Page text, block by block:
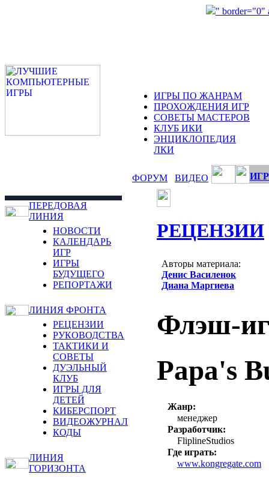
" border="0"
ИГРЫ ПО ЖАНРАМ
ПРОХОЖДЕНИЯ ИГР
СОВЕТЫ МАСТЕРОВ
КЛУБ ИКИ
ЭНЦИКЛОПЕДИЯ
ЛКИ
ФОРУМ ВИДЕО
ПЕРЕДОВАЯ
ЛИНИЯ
НОВОСТИ
КАЛЕНДАРЬ
ИГР
ИГРЫ
БУДУЩЕГО
РЕПОРТАЖИ
ЛИНИЯ ФРОНТА
РЕЦЕНЗИИ
РУКОВОДСТВА
ТАКТИКИ И
СОВЕТЫ
ДУЭЛЬНЫЙ
КЛУБ
ИГРЫ ДЛЯ
ДЕТЕЙ
КИБЕРСПОРТ
ВИДЕОЖУРНАЛ
КОДЫ
ЛИНИЯ
ГОРИЗОНТА
РЕЦЕНЗИИ
Авторы материала:
Денис Василенок
Диана Маргиева
Флэш-
Papa's
Жанр:
менеджер
Разработчик:
FliplineStudios
Где играть:
www.kongregate.com